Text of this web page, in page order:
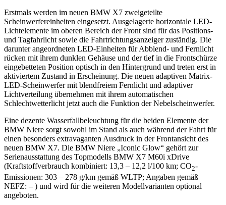
Erstmals werden im neuen BMW X7 zweigeteilte
Scheinwerfereinheiten eingesetzt. Ausgelagerte horizontale LED-
Lichtelemente im oberen Bereich der Front sind für das Positions-
und Tagfahrlicht sowie die Fahrtrichtungsanzeiger zuständig. Die
darunter angeordneten LED-Einheiten für Abblend- und Fernlicht
rücken mit ihrem dunklen Gehäuse und der tief in die Frontschürze
eingebetteten Position optisch in den Hintergrund und treten erst in
aktiviertem Zustand in Erscheinung. Die neuen adaptiven Matrix-
LED-Scheinwerfer mit blendfreiem Fernlicht und adaptiver
Lichtverteilung übernehmen mit ihrem automatischen
Schlechtwetterlicht jetzt auch die Funktion der Nebelscheinwerfer.
Eine dezente Wasserfallbeleuchtung für die beiden Elemente der
BMW Niere sorgt sowohl im Stand als auch während der Fahrt für
einen besonders extravaganten Ausdruck in der Frontansicht des
neuen BMW X7. Die BMW Niere „Iconic Glow“ gehört zur
Serienausstattung des Topmodells BMW X7 M60i xDrive
(Kraftstoffverbrauch kombiniert: 13,3 – 12,2 l/100 km; CO2-
Emissionen: 303 – 278 g/km gemäß WLTP; Angaben gemäß
NEFZ: – ) und wird für die weiteren Modellvarianten optional
angeboten.